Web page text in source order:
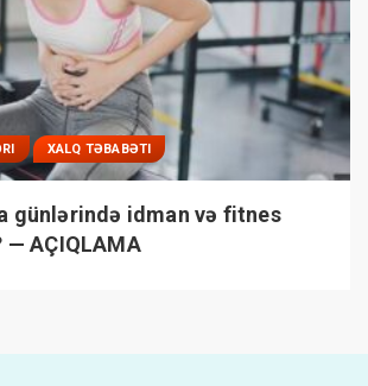
XALQ TƏBABƏTI
günlərində idman və fitnes
AÇIQLAMA